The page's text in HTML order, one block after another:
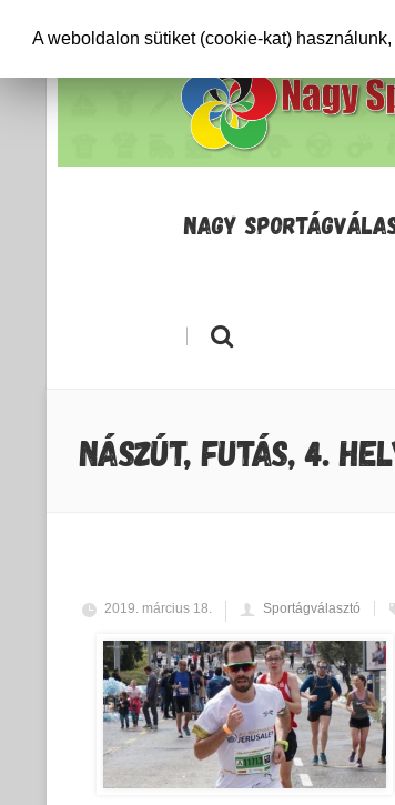
NAGY
|
NÁSZÚT, FUTÁS, 4.
2019. március 18. Sportágválasztó
A weboldalon sütiket (cookie-kat)